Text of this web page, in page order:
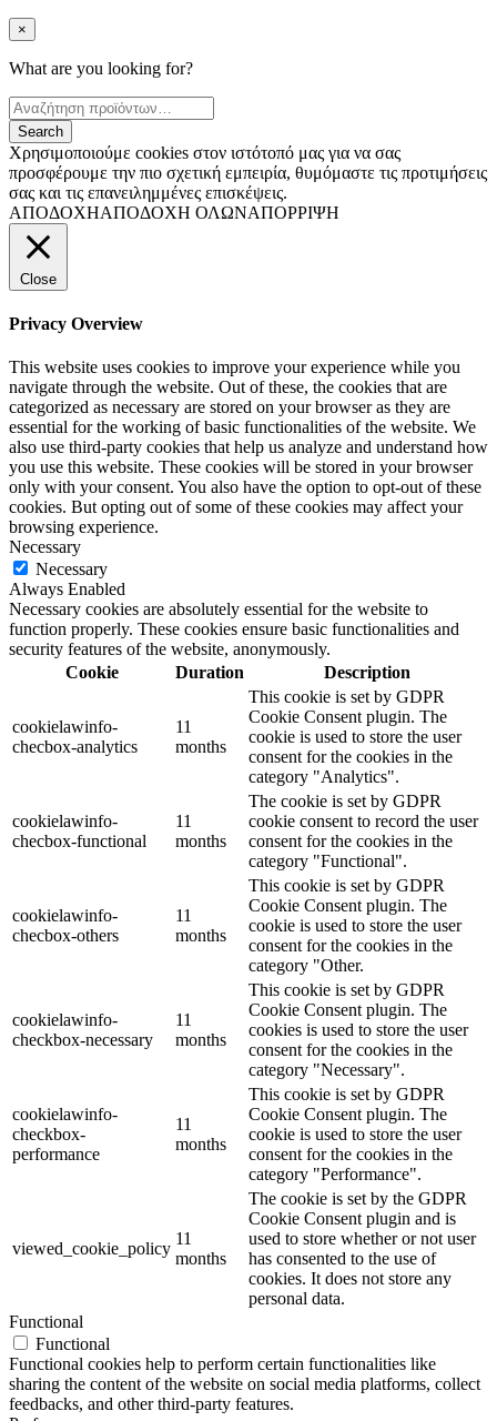
×
What are you looking for?
Χρησιμοποιούμε cookies στον ιστότοπό μας για να σας
προσφέρουμε την πιο σχετική εμπειρία, θυμόμαστε τις προτιμήσεις
σας και τις επανειλημμένες επισκέψεις.
ΑΠΟΔΟΧΗΑΠΟΔΟΧΗ ΟΛΩΝΑΠΟΡΡΙΨΗ
Close
Privacy Overview
This website uses cookies to improve your experience while you
navigate through the website. Out of these, the cookies that are
categorized as necessary are stored on your browser as they are
essential for the working of basic functionalities of the website. We
also use third-party cookies that help us analyze and understand how
you use this website. These cookies will be stored in your browser
only with your consent. You also have the option to opt-out of these
cookies. But opting out of some of these cookies may affect your
browsing experience.
Necessary
Necessary
Always Enabled
Necessary cookies are absolutely essential for the website to
function properly. These cookies ensure basic functionalities and
security features of the website, anonymously.
Cookie
Duration Description
cookielawinfo-
checbox-analytics
11
months
This cookie is set by GDPR
Cookie Consent plugin. The
cookie is used to store the user
consent for the cookies in the
category "Analytics".
cookielawinfo-
checbox-functional
11
months
The cookie is set by GDPR
cookie consent to record the user
consent for the cookies in the
category "Functional".
cookielawinfo-
checbox-others
11
months
This cookie is set by GDPR
Cookie Consent plugin. The
cookie is used to store the user
consent for the cookies in the
category "Other.
cookielawinfo-
checkbox-necessary
11
months
This cookie is set by GDPR
Cookie Consent plugin. The
cookies is used to store the user
consent for the cookies in the
category "Necessary".
cookielawinfo-
checkbox-
performance
11
months
This cookie is set by GDPR
Cookie Consent plugin. The
cookie is used to store the user
consent for the cookies in the
category "Performance".
viewed_cookie_policy
11
months
The cookie is set by the GDPR
Cookie Consent plugin and is
used to store whether or not user
has consented to the use of
cookies. It does not store any
personal data.
Functional
Functional
Functional cookies help to perform certain functionalities like
sharing the content of the website on social media platforms, collect
feedbacks, and other third-party features.